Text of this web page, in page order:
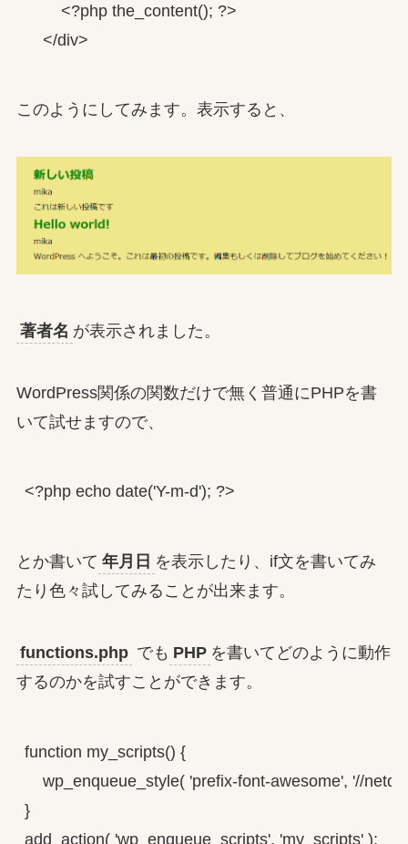
<?php the_content(); ?>
このようにしてみます。表示すると、
著者名 が表示されました。
WordPress関係の関数だけで無く普通にPHPを書
いて試せますので、
<?php echo date('Y-m-d'); ?>
とか書いて 年月日 を表示したり、if文を書いてみ
たり色々試してみることが出来ます。
functions.php でも PHP を書いてどのように動作
するのかを試すことができます。
function my_scripts() {
wp_enqueue_style( 'prefix-font-awesome', '//
}
add_action( 'wp_enqueue_scripts', 'my_scripts' );